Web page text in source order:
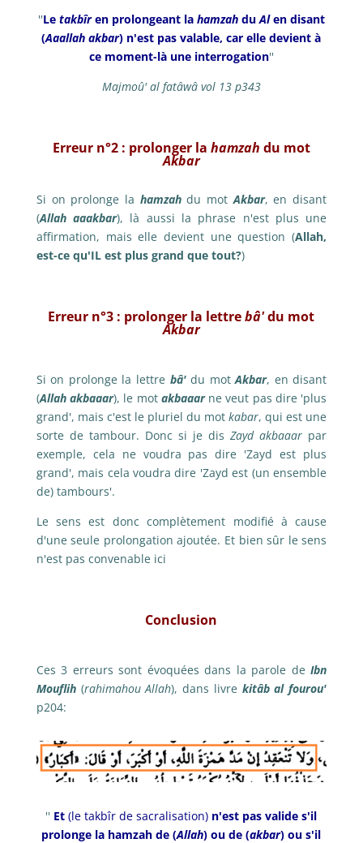
''Le takbîren prolongeant la hamzahduAlen disant
(Aaallah akbar) n'est pas valable, car elle devient à
ce moment-là une interrogation''
Majmoû' al fatâwâ vol 13 p343
Erreur n°2 : prolonger la hamzah du mot
Akbar
Si on prolonge la hamzah du mot Akbar, en disant
(Allah aaakbar), là aussi la phrase n'est plus une
affirmation, mais elle devient une question (Allah,
est-ce qu'IL est plus grand que tout?)
Erreur n°3 : prolonger la lettrebâ'du mot
Akbar
Si on prolonge la lettre bâ'du motAkbar, en disant
(Allah akbaaar), le mot akbaaar ne veut pas dire 'plus
grand', mais c'est le pluriel du motkabar, qui est une
sorte de tambour. Donc si je disZayd akbaaar par
exemple, cela ne voudra pas dire 'Zayd est plus
grand', mais cela voudra dire 'Zayd est (un ensemble
de) tambours'.
Le sens est donc complètement modifié à cause
d'une seule prolongation ajoutée. Et bien sûr le sens
n'est pas convenable ici
Conclusion
Ces 3 erreurs sont évoquées dans la parole deIbn
Mouflih(rahimahou Allah), dans livre kitâb al fourou'
p204:
'' Et(le takbîr de sacralisation) n'est pas valide s'il
prolonge la hamzah de (Allah) ou de (akbar) ou s'il